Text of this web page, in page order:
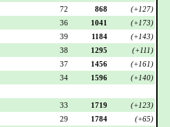
72 868
(+127)
36 1041
(+173)
39 1184
(+143)
38 1295
(+111)
37 1456
(+161)
34 1596
(+140)
33 1719
(+123)
29 1784
(+65)